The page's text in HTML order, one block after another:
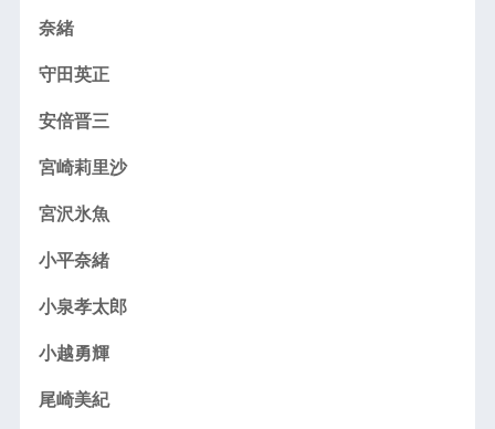
奈緒
守田英正
安倍晋三
宮崎莉里沙
宮沢氷魚
小平奈緒
小泉孝太郎
小越勇輝
尾崎美紀